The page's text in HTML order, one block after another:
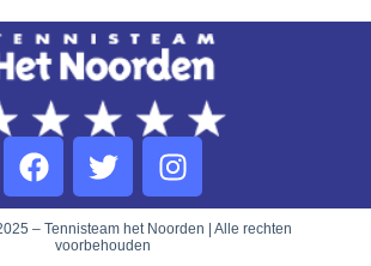
– Tennisteam het Noorden | Alle rechten
voorbehouden